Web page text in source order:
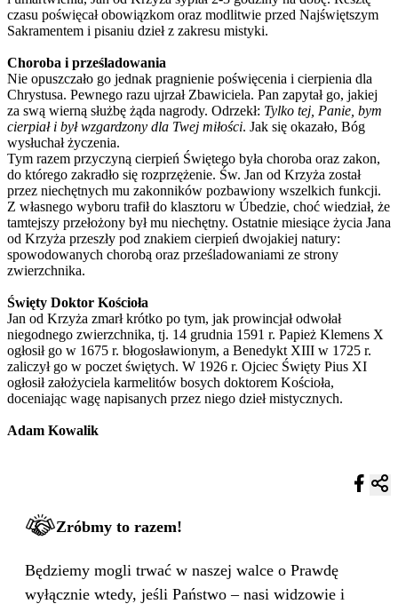
czasu poświęcał obowiązkom oraz modlitwie przed Najświętszym
Sakramentem i pisaniu dzieł z zakresu mistyki.
Choroba i prześladowania
Nie opuszczało go jednak pragnienie poświęcenia i cierpienia dla
Chrystusa. Pewnego razu ujrzał Zbawiciela. Pan zapytał go, jakiej
za swą wierną służbę żąda nagrody. Odrzekł: Tylko tej, Panie, bym
cierpiał i był wzgardzony dla Twej miłości. Jak się okazało, Bóg
wysłuchał życzenia.
Tym razem przyczyną cierpień Świętego była choroba oraz zakon,
do którego zakradło się rozprzężenie. Św. Jan od Krzyża został
przez niechętnych mu zakonników pozbawiony wszelkich funkcji.
Z własnego wyboru trafił do klasztoru w Úbedzie, choć wiedział, że
tamtejszy przełożony był mu niechętny. Ostatnie miesiące życia Jana
od Krzyża przeszły pod znakiem cierpień dwojakiej natury:
spowodowanych chorobą oraz prześladowaniami ze strony
zwierzchnika.
Święty Doktor Kościoła
Jan od Krzyża zmarł krótko po tym, jak prowincjał odwołał
niegodnego zwierzchnika, tj. 14 grudnia 1591 r. Papież Klemens X
ogłosił go w 1675 r. błogosławionym, a Benedykt XIII w 1725 r.
zaliczył go w poczet świętych. W 1926 r. Ojciec Święty Pius XI
ogłosił założyciela karmelitów bosych doktorem Kościoła,
doceniając wagę napisanych przez niego dzieł mistycznych.
Adam Kowalik
Zróbmy to razem!
Będziemy mogli trwać w naszej walce o Prawdę
wyłącznie wtedy, jeśli Państwo – nasi widzowie i